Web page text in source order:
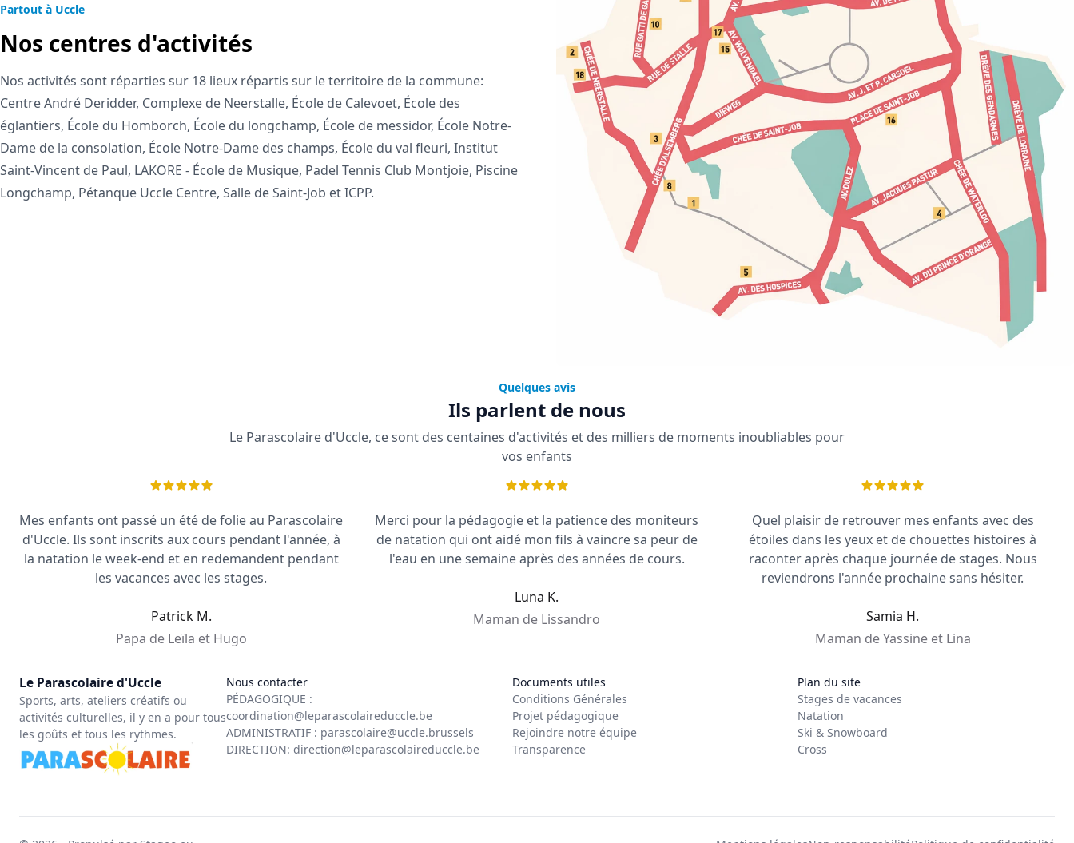
Partout à Uccle
Nos centres d'activités
Nos activités sont réparties sur 18 lieux répartis sur le territoire de la commune:
Centre André Deridder, Complexe de Neerstalle, École de Calevoet, École des
églantiers, École du Homborch, École du longchamp, École de messidor, École Notre-
Dame de la consolation, École Notre-Dame des champs, École du val fleuri, Institut
Saint-Vincent de Paul, LAKORE - École de Musique, Padel Tennis Club Montjoie, Piscine
Longchamp, Pétanque Uccle Centre, Salle de Saint-Job et ICPP.
Quelques avis
Ils parlent de nous
Le Parascolaire d'Uccle, ce sont des centaines d'activités et des milliers de moments inoubliables pour
vos enfants
Mes enfants ont passé un été de folie au Parascolaire
d'Uccle. Ils sont inscrits aux cours pendant l'année, à
la natation le week-end et en redemandent pendant
les vacances avec les stages.
Patrick M.
Papa de Leïla et Hugo
Merci pour la pédagogie et la patience des moniteurs
de natation qui ont aidé mon fils à vaincre sa peur de
l'eau en une semaine après des années de cours.
Luna K.
Maman de Lissandro
Quel plaisir de retrouver mes enfants avec des
étoiles dans les yeux et de chouettes histoires à
raconter après chaque journée de stages. Nous
reviendrons l'année prochaine sans hésiter.
Samia H.
Maman de Yassine et Lina
Le Parascolaire d'Uccle
Sports, arts, ateliers créatifs ou
activités culturelles, il y en a pour tous
les goûts et tous les rythmes.
Nous contacter
PÉDAGOGIQUE :
coordination@leparascolaireduccle.be
ADMINISTRATIF : parascolaire@uccle.brussels
DIRECTION:direction@leparascolaireduccle.be
Documents utiles
Conditions Générales
Projet pédagogique
Rejoindre notre équipe
Transparence
Plan du site
Stages de vacances
Natation
Ski & Snowboard
Cross